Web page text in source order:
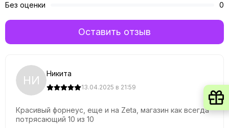
НИ Никита
13.04.2025 в 21:59
Красивый форнеус, еще и на Zeta, магазин как всегда
потрясающий 10 из 10
Без оценки
0
Оставить отзыв